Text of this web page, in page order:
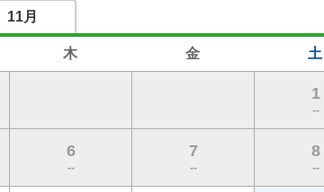
11月
木 金 土
1
--
6
--
7
--
8
--